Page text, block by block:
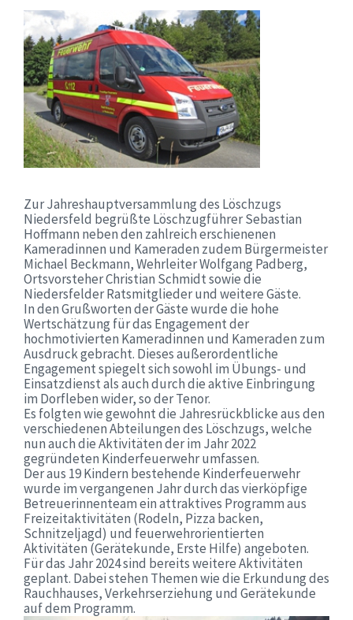
Zur Jahreshauptversammlung des Löschzugs
Niedersfeld begrüßte Löschzugführer Sebastian
Hoffmann neben den zahlreich erschienenen
Kameradinnen und Kameraden zudem Bürgermeister
Michael Beckmann, Wehrleiter Wolfgang Padberg,
Ortsvorsteher Christian Schmidt sowie die
Niedersfelder Ratsmitglieder und weitere Gäste.
In den Grußworten der Gäste wurde die hohe
Wertschätzung für das Engagement der
hochmotivierten Kameradinnen und Kameraden zum
Ausdruck gebracht. Dieses außerordentliche
Engagement spiegelt sich sowohl im Übungs- und
Einsatzdienst als auch durch die aktive Einbringung
im Dorfleben wider, so der Tenor.
Es folgten wie gewohnt die Jahresrückblicke aus den
verschiedenen Abteilungen des Löschzugs, welche
nun auch die Aktivitäten der im Jahr 2022
gegründeten Kinderfeuerwehr umfassen.
Der aus 19 Kindern bestehende Kinderfeuerwehr
wurde im vergangenen Jahr durch das vierköpfige
Betreuerinnenteam ein attraktives Programm aus
Freizeitaktivitäten (Rodeln, Pizza backen,
Schnitzeljagd) und feuerwehrorientierten
Aktivitäten (Gerätekunde, Erste Hilfe) angeboten.
Für das Jahr 2024 sind bereits weitere Aktivitäten
geplant. Dabei stehen Themen wie die Erkundung des
Rauchhauses, Verkehrserziehung und Gerätekunde
auf dem Programm.